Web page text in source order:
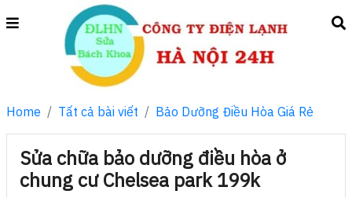
Home Tất cả bài viết Bảo Dưỡng Điều Hòa Giá Rẻ
Sửa chữa bảo dưỡng điều hòa ở
chung cư Chelsea park 199k